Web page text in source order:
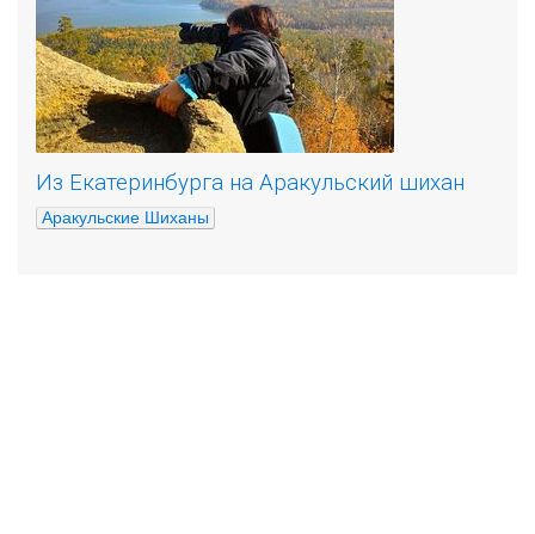
Из Екатеринбурга на Аракульский шихан
Аракульские Шиханы